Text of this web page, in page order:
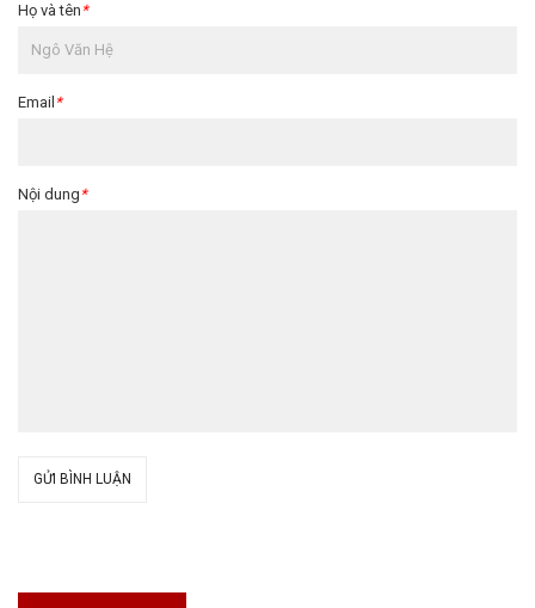
Họ và tên *
Email *
Nội dung *
GỬI BÌNH LUẬN